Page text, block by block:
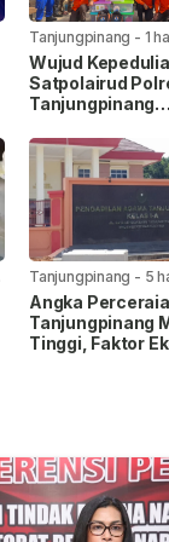
Tanjungpinang - 1
lalu
Wujud
Satpolairud
Tanjungpinang
Korban Laka Laut
Tanjungpinang - 5
lalu
Angka
Tanjungpinang
Tinggi, Faktor